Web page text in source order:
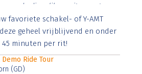
diam libero vitae erat.
et justo cursus id rutrum lorem
vitae risus tristique posuere.
favoriete schakel- of Y-AMT
geheel vrijblijvend en onder
45 minuten per rit!
Demo Ride Tour
(GD)